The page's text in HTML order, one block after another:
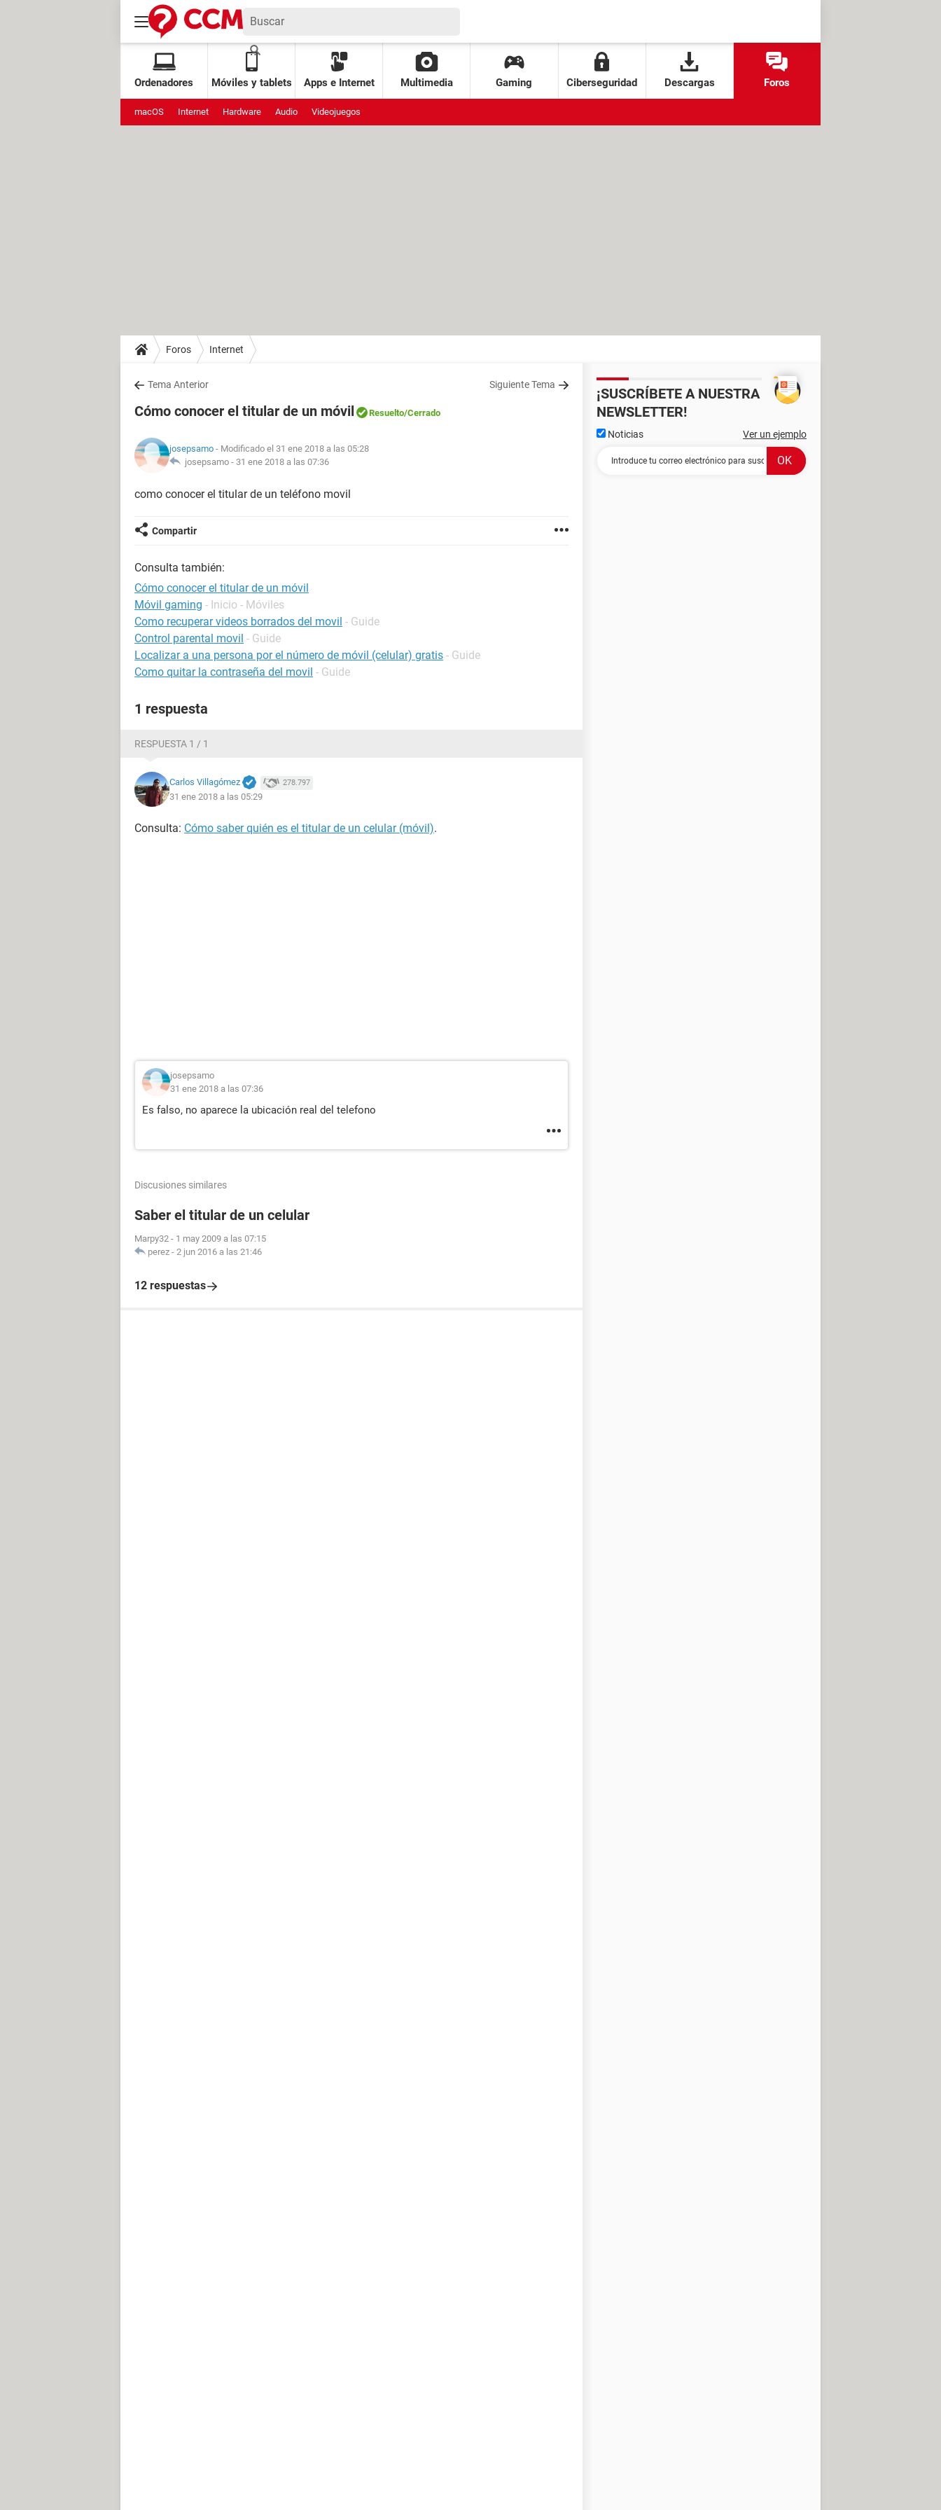
Ordenadores Móviles y tablets Apps e Internet Multimedia Gaming Ciberseguridad Descargas Foros
macOS Internet Hardware Audio Videojuegos
Foros Internet
Tema Anterior Siguiente Tema
Cómo conocer el titular de un móvil Resuelto/Cerrado
josepsamo - Modificado el 31 ene 2018 a las 05:28
josepsamo - 31 ene 2018 a las 07:36
como conocer el titular de un teléfono movil
Compartir
Consulta también:
Cómo conocer el titular de un móvil
Móvil gaming - Inicio - Móviles
Como recuperar videos borrados del movil - Guide
Control parental movil - Guide
Localizar a una persona por el número de móvil (celular) gratis - Guide
Como quitar la contraseña del movil - Guide
1 respuesta
RESPUESTA 1 / 1
Carlos Villagómez 278.797
31 ene 2018 a las 05:29
Consulta: Cómo saber quién es el titular de un celular (móvil).
josepsamo
31 ene 2018 a las 07:36
Es falso, no aparece la ubicación real del telefono
Discusiones similares
Saber el titular de un celular
Marpy32 - 1 may 2009 a las 07:15
perez - 2 jun 2016 a las 21:46
12 respuestas
¡SUSCRÍBETE A NUESTRA
NEWSLETTER!
Noticias Ver un ejemplo